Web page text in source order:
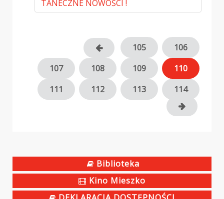
TANECZNE NOWOŚCI !
105
106
107
108 109
110
111
112 113 114
Biblioteka
Kino Mieszko